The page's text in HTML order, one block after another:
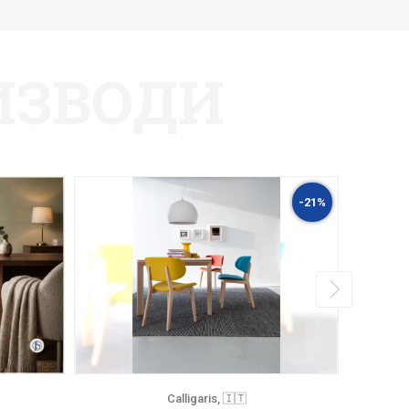
-21%
Calligaris, 🇮🇹